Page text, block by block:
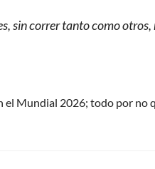
sin correr tanto como
el Mundial 2026; todo por no